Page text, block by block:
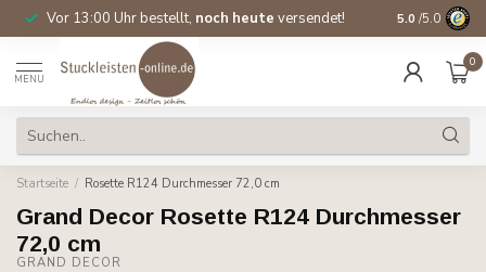
Vor 13:00 Uhr bestellt, noch heute versendet! Direkt ab
5.0 /5.0
MENU
0
Startseite / Rosette R124 Durchmesser 72,0 cm
Grand Decor Rosette R124 Durchmesser
72,0 cm
GRAND DECOR